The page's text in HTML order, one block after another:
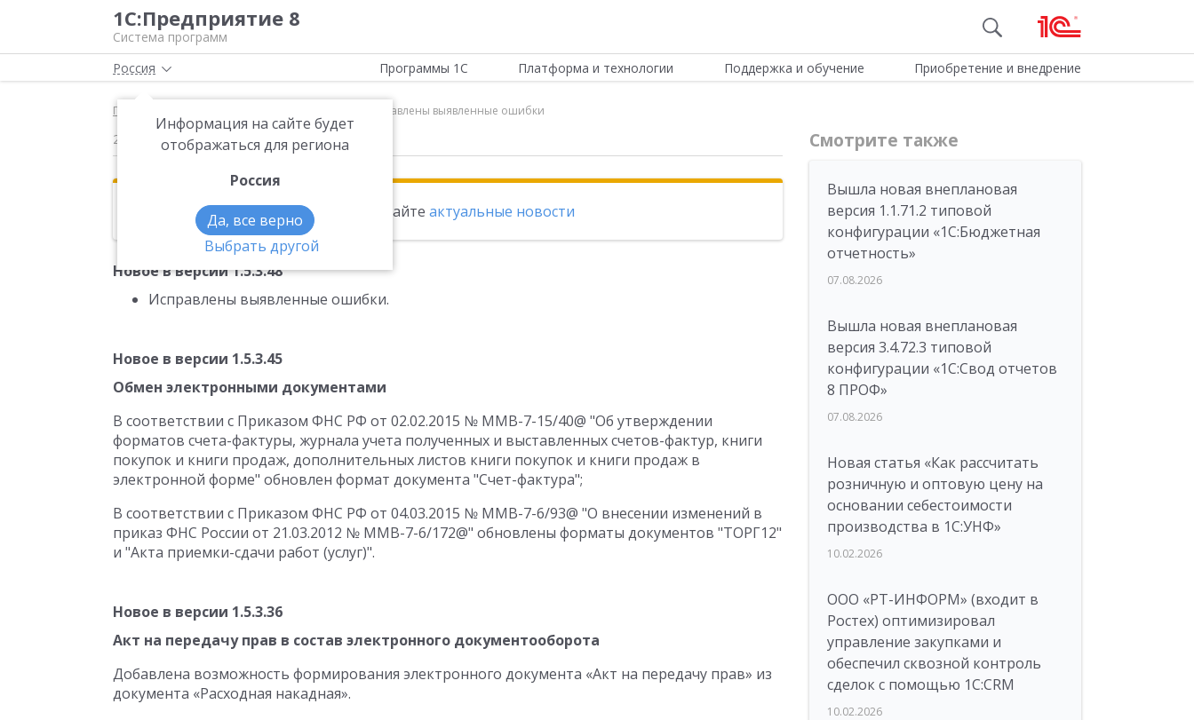
1С:Предприятие 8
Система программ
Россия
Информация на сайте будет
отображаться для региона
Россия
Да, все верно
Выбрать другой
Программы 1С Платформа и технологии Поддержка и обучение Приобретение и внедрение
Главная Новое в версии 1.5.3.48 Исправлены выявленные ошибки
26.05.2015
Эта новость находится в архиве. Читайте актуальные новости
Новое в версии 1.5.3.48
Исправлены выявленные ошибки.
Новое в версии 1.5.3.45
Обмен электронными документами
В соответствии с Приказом ФНС РФ от 02.02.2015 № ММВ-7-15/40@ "Об утверждении
форматов счета-фактуры, журнала учета полученных и выставленных счетов-фактур, книги
покупок и книги продаж, дополнительных листов книги покупок и книги продаж в
электронной форме" обновлен формат документа "Счет-фактура";
В соответствии с Приказом ФНС РФ от 04.03.2015 № ММВ-7-6/93@ "О внесении изменений в
приказ ФНС России от 21.03.2012 № ММВ-7-6/172@" обновлены форматы документов "ТОРГ12"
и "Акта приемки-сдачи работ (услуг)".
Новое в версии 1.5.3.36
Акт на передачу прав в состав электронного документооборота
Добавлена возможность формирования электронного документа «Акт на передачу прав» из
документа «Расходная накадная».
Смотрите также
Вышла новая внеплановая
версия 1.1.71.2 типовой
конфигурации «1C:Бюджетная
отчетность»
07.08.2026
Вышла новая внеплановая
версия 3.4.72.3 типовой
конфигурации «1C:Свод отчетов
8 ПРОФ»
07.08.2026
Новая статья «Как рассчитать
розничную и оптовую цену на
основании себестоимости
производства в 1С:УНФ»
10.02.2026
ООО «РТ-ИНФОРМ» (входит в
Ростех) оптимизировал
управление закупками и
обеспечил сквозной контроль
сделок с помощью 1С:CRM
10.02.2026